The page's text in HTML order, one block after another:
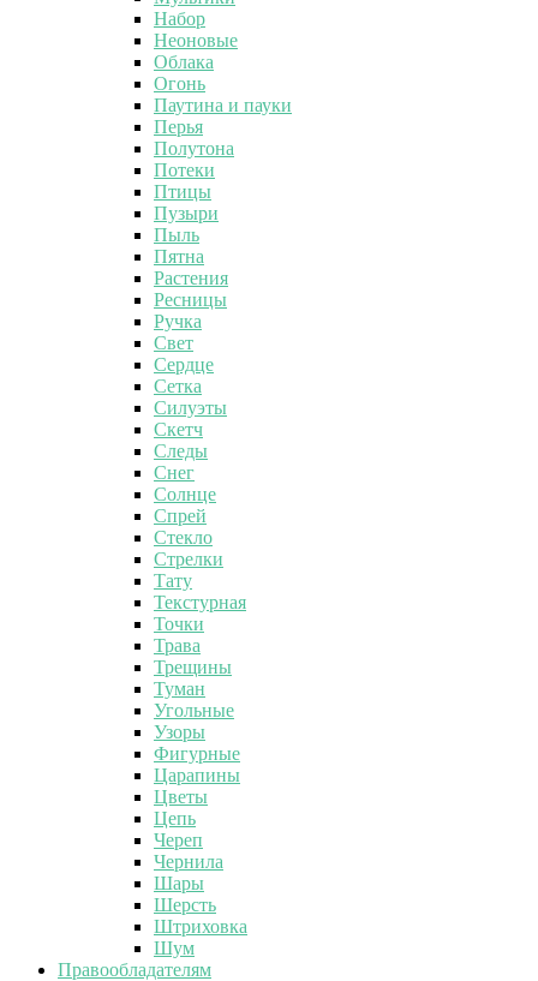
Набор
Неоновые
Облака
Огонь
Паутина и пауки
Перья
Полутона
Потеки
Птицы
Пузыри
Пыль
Пятна
Растения
Ресницы
Ручка
Свет
Сердце
Сетка
Силуэты
Скетч
Следы
Снег
Солнце
Спрей
Стекло
Стрелки
Тату
Текстурная
Точки
Трава
Трещины
Туман
Угольные
Узоры
Фигурные
Царапины
Цветы
Цепь
Череп
Чернила
Шары
Шерсть
Штриховка
Шум
Правообладателям